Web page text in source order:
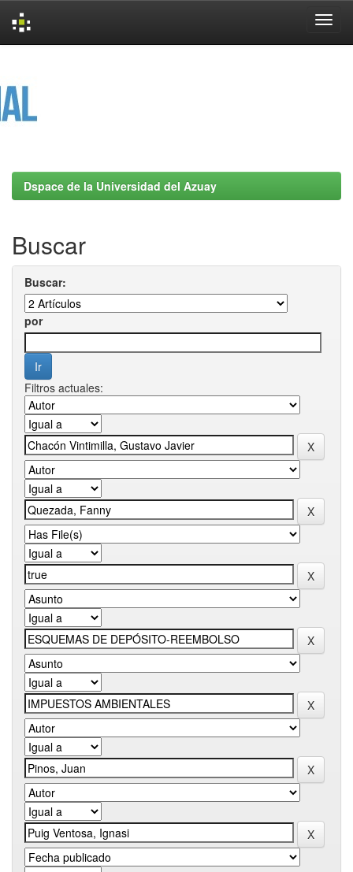
Dspace de la Universidad del Azuay
Buscar
Buscar:
por
Filtros actuales: